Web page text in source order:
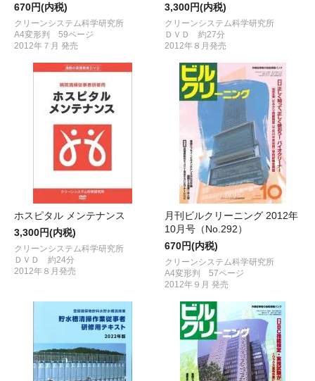
670円(内税)
クリーンシステム科学研究所
A4変形判 59ページ
2012年７月 発売
3,300円(内税)
クリーンシステム科学研究所
ＤＶＤ 約27分
2012年８月発売
ホスピタル メンテナンス
3,300円(内税)
クリーンシステム科学研究所
ＤＶＤ 約24分
2012年８月発売
月刊ビルクリーニング 2012年
10月号（No.292）
670円(内税)
クリーンシステム科学研究所
A4変形判 57ページ
2012年９月 発売